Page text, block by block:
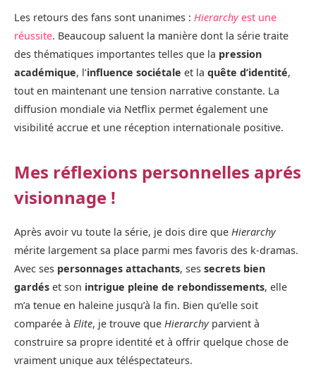
Les retours des fans sont unanimes : Hierarchyest une
réussite. Beaucoup saluent la manière dont la série traite
des thématiques importantes telles que la pression
académique, l’influence sociétale et la quête d’identité,
tout en maintenant une tension narrative constante. La
diffusion mondiale via Netflix permet également une
visibilité accrue et une réception internationale positive.
Mes réflexions personnelles aprés
visionnage !
Après avoir vu toute la série, je dois dire que Hierarchy
mérite largement sa place parmi mes favoris des k-dramas.
Avec ses personnages attachants, ses secrets bien
gardés et son intrigue pleine de rebondissements, elle
m’a tenue en haleine jusqu’à la fin. Bien qu’elle soit
comparée à Elite, je trouve que Hierarchyparvient à
construire sa propre identité et à offrir quelque chose de
vraiment unique aux téléspectateurs.